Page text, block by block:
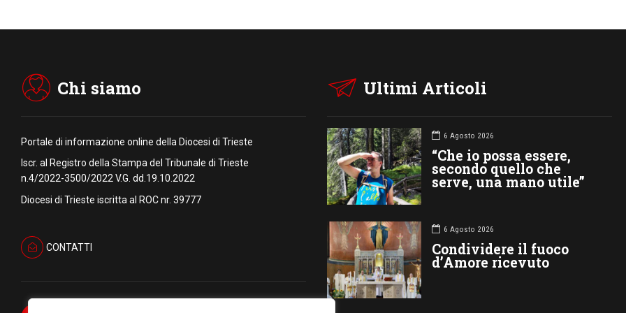
Chi siamo
Portale di informazione online della Diocesi di Trieste
Iscr. al Registro della Stampa del Tribunale di Trieste
n.4/2022-3500/2022 V.G. dd.19.10.2022
Diocesi di Trieste iscritta al ROC nr. 39777
CONTATTI
Ultimi Articoli
6 Agosto 2026
“Che io possa essere,
secondo quello che
serve, una mano utile”
6 Agosto 2026
Condividere il fuoco
d’Amore ricevuto